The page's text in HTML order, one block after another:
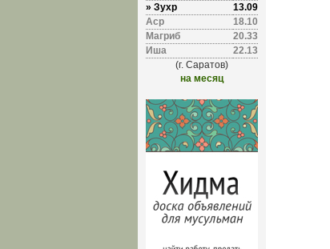
» Зухр
13.09
Аср
18.10
Магриб
20.33
Иша
22.13
(г. Саратов)
на месяц